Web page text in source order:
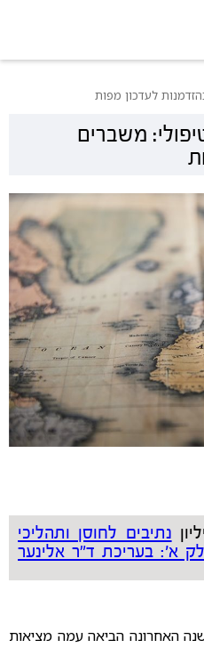
לעדכון מפות
משברים
נתיבים לחוסן ותהליכי
א': בעריכת ד"ר אלינער
האחרונה הביאה עמה מציאות